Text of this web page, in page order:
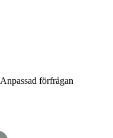
Anpassad förfrågan